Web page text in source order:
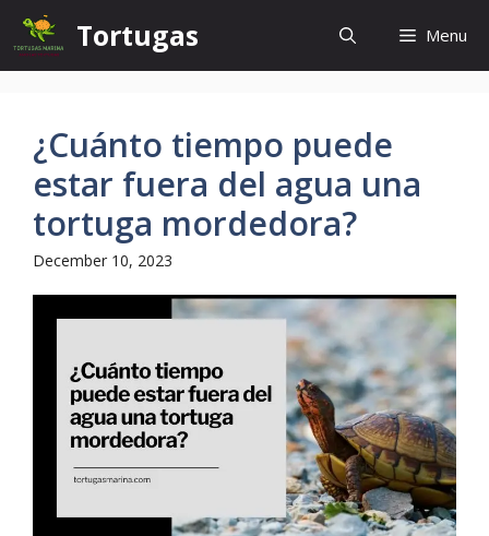
Skip
to
content
Tortugas Menu
¿Cuánto tiempo puede
estar fuera del agua una
tortuga mordedora?
December 10, 2023